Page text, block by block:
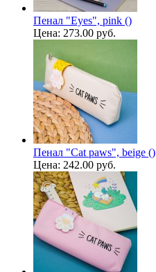
Пенал "Eyes", pink ()
Цена: 273.00 руб.
Пенал "Cat paws", beige ()
Цена: 242.00 руб.